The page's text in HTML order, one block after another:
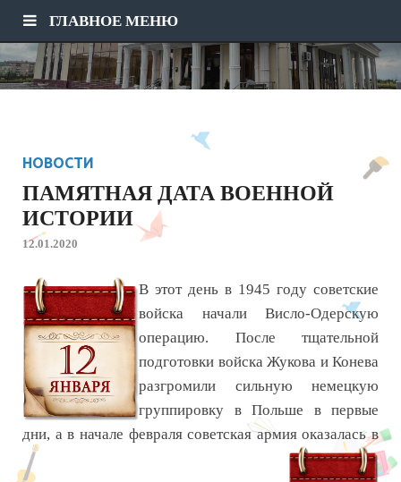
ГЛАВНОЕ МЕНЮ
НОВОСТИ
ПАМЯТНАЯ ДАТА ВОЕННОЙ
ИСТОРИИ
12.01.2020
В этот день в 1945 году советские
войска начали Висло-Одерскую
операцию. После тщательной
подготовки войска Жукова и Конева
разгромили сильную немецкую
группировку в Польше в первые
дни, а в начале февраля советская армия оказалась в